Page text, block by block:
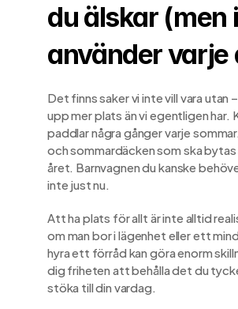
du älskar (men
använder varje
Det finns saker vi inte vill vara utan
upp mer plats än vi egentligen har.
paddlar några gånger varje
och sommardäcken som ska
året. Barnvagnen du kanske
inte just nu.
Att ha plats för allt är inte alltid
om man bor i lägenhet eller ett
hyra ett förråd kan göra enorm
dig friheten att behålla det du
stöka till din vardag.